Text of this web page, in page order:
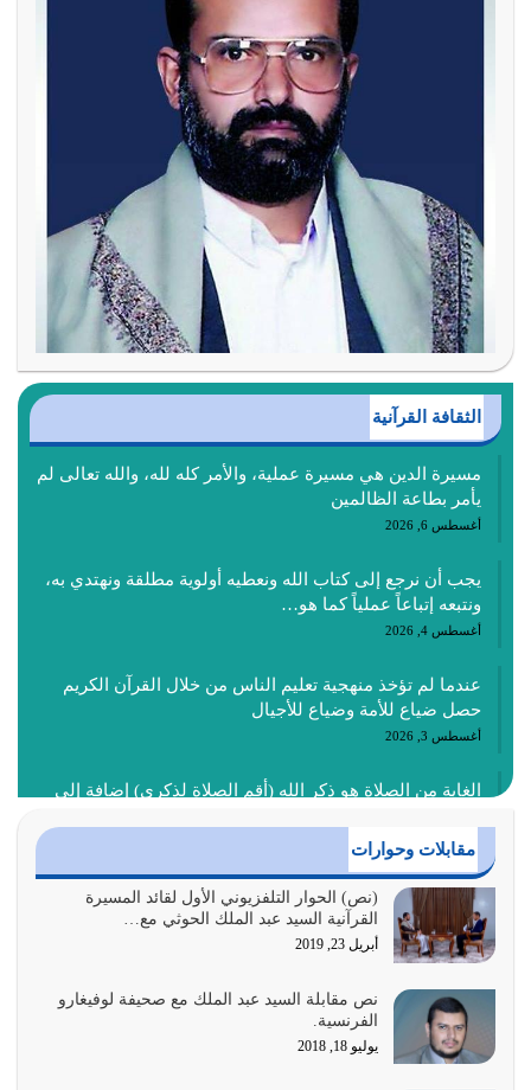
الثقافة القرآنية
مسيرة الدين هي مسيرة عملية، والأمر كله لله، والله تعالى لم
يأمر بطاعة الظالمين
أغسطس 6, 2026
يجب أن نرجع إلى كتاب الله ونعطيه أولوية مطلقة ونهتدي به،
ونتبعه إتباعاً عملياً كما هو…
أغسطس 4, 2026
عندما لم تؤخذ منهجية تعليم الناس من خلال القرآن الكريم
حصل ضياع للأمة وضياع للأجيال
أغسطس 3, 2026
الغاية من الصلاة هو ذكر الله (أقم الصلاة لذكري) إضافة إلى
أغسطس 2, 2026
السبب الرئيسي لشقاء الأمة الابتعاد عن كتاب الله والتعدي
لحدود الله بالإضافات للدين
أغسطس 1, 2026
أبرز أسباب الشقاء هو الإعراض عن ذكر الله وعن هدى الله
المتمثل في القرآن الكريم
يوليو 31, 2026
مقابلات وحوارات
(نص) الحوار التلفزيوني الأول لقائد المسيرة
القرآنية السيد عبد الملك الحوثي مع…
أبريل 23, 2019
نص مقابلة السيد عبد الملك مع صحيفة لوفيغارو
الفرنسية.
يوليو 18, 2018